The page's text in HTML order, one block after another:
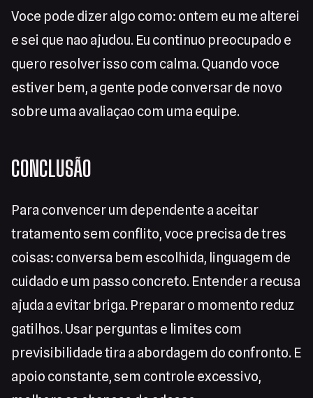
Voce pode dizer algo como: ontem eu me alterei
e sei que nao ajudou. Eu continuo preocupado e
quero resolver isso com calma. Quando voce
estiver bem, a gente pode conversar de novo
sobre uma avaliaçao com uma equipe.
CONCLUSÃO
Para convencer um dependente a aceitar
tratamento sem conflito, voce precisa de tres
coisas: conversa bem escolhida, linguagem de
cuidado e um passo concreto. Entender a recusa
ajuda a evitar briga. Preparar o momento reduz
gatilhos. Usar perguntas e limites com
previsibilidade tira a abordagem do confronto. E
apoio constante, sem controle excessivo,